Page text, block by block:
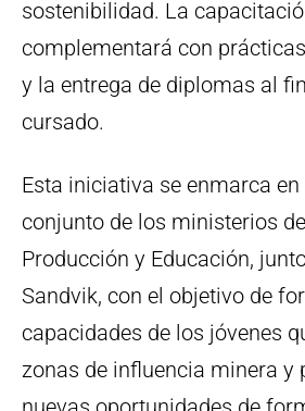
sostenibilidad. La
complementará con
y la entrega de diplomas al
cursado.
Esta iniciativa se enmarca
conjunto de los ministerios
Producción y Educación,
Sandvik, con el objetivo de
capacidades de los jóvenes
zonas de influencia minera y